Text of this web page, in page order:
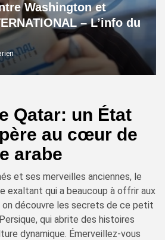
Washington et
– L’info du
Qatar: un État
au cœur de
arabe
et ses merveilles anciennes, le
exaltant qui a beaucoup à offrir aux
on découvre les secrets de ce petit
qui abrite des histoires
dynamique. Émerveillez-vous